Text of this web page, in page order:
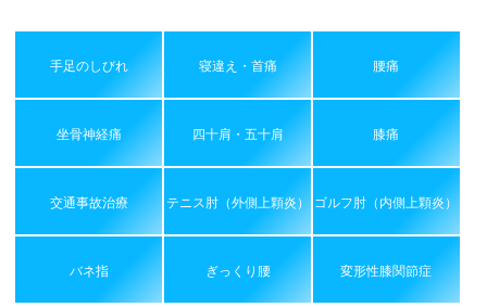
手足のしびれ 寝違え・首痛 腰痛
坐骨神経痛 四十肩・五十肩 膝痛
交通事故治療 テニス肘（外側上顆炎） ゴルフ肘（内側上顆炎）
バネ指 ぎっくり腰 変形性膝関節症